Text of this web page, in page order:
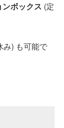
ボックス (定
み) も可能で